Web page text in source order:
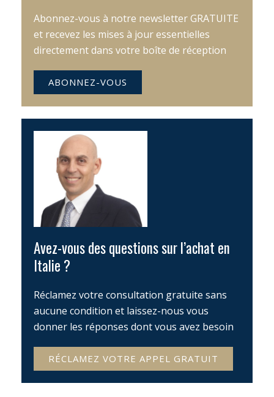
Abonnez-vous à notre newsletter GRATUITE
et recevez les mises à jour essentielles
directement dans votre boîte de réception
ABONNEZ-VOUS
Avez-vous des questions sur l’achat en
Italie ?
Réclamez votre consultation gratuite sans
aucune condition et laissez-nous vous
donner les réponses dont vous avez besoin
RÉCLAMEZ VOTRE APPEL GRATUIT